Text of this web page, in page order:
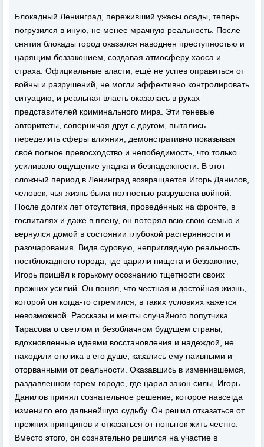
Блокадный Ленинград, переживший ужасы осады, теперь
погрузился в иную, не менее мрачную реальность. После
снятия блокады город оказался наводнен преступностью и
царящим беззаконием, создавая атмосферу хаоса и
страха. Официальные власти, ещё не успев оправиться от
войны и разрушений, не могли эффективно контролировать
ситуацию, и реальная власть оказалась в руках
представителей криминального мира. Эти теневые
авторитеты, соперничая друг с другом, пытались
переделить сферы влияния, демонстративно показывая
своё полное превосходство и непобедимость, что только
усиливало ощущение упадка и безнадежности. В этот
сложный период в Ленинград возвращается Игорь Данилов,
человек, чья жизнь была полностью разрушена войной.
После долгих лет отсутствия, проведённых на фронте, в
госпиталях и даже в плену, он потерял всю свою семью и
вернулся домой в состоянии глубокой растерянности и
разочарования. Видя суровую, неприглядную реальность
постблокадного города, где царили нищета и беззаконие,
Игорь пришёл к горькому осознанию тщетности своих
прежних усилий. Он понял, что честная и достойная жизнь,
которой он когда-то стремился, в таких условиях кажется
невозможной. Рассказы и мечты случайного попутчика
Тарасова о светлом и безоблачном будущем страны,
вдохновленные идеями восстановления и надеждой, не
находили отклика в его душе, казались ему наивными и
оторванными от реальности. Оказавшись в изменившемся,
раздавленном горем городе, где царил закон силы, Игорь
Данилов принял сознательное решение, которое навсегда
изменило его дальнейшую судьбу. Он решил отказаться от
прежних принципов и отказаться от попыток жить честно.
Вместо этого, он сознательно решился на участие в